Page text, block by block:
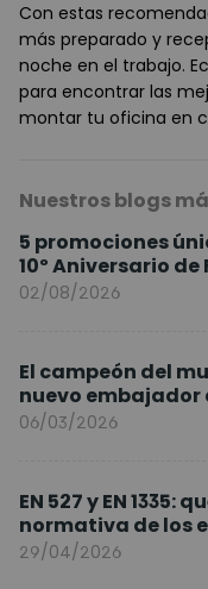
Con estas
más preparado y
noche en el trabajo.
para encontrar las
montar tu oficina en
Nuestros blogs
5 promociones
10º Aniversario de
02/08/2026
El campeón del
nuevo embajador
Europa
06/03/2026
EN 527 y EN 1335:
normativa de los
y sillas
29/04/2026